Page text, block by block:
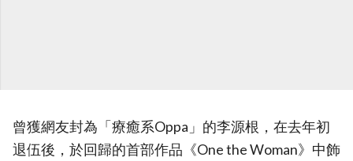
曾獲網友封為「療癒系Oppa」的李源根，在去年初
退伍後，於回歸的首部作品《One the Woman》中飾